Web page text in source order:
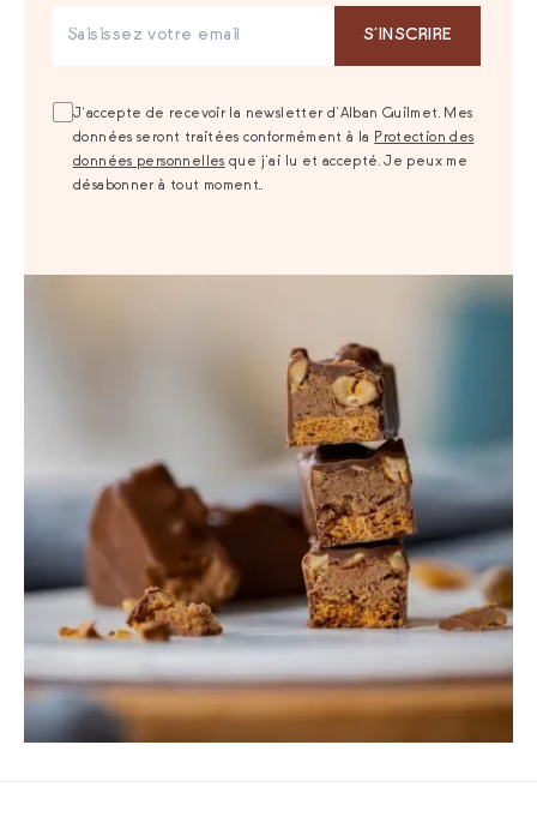
S‘INSCRIRE
J‘accepte de recevoir la newsletter d’Alban Guilmet. Mes
données seront traitées conformément à la Protection des
données personnelles que j‘ai lu et accepté. Je peux me
désabonner à tout moment..